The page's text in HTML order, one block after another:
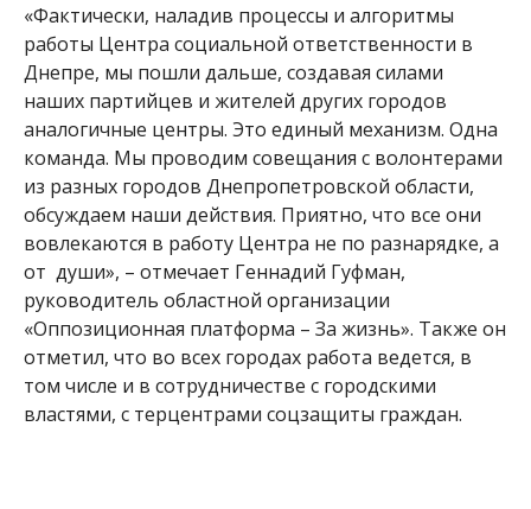
«Фактически, наладив процессы и алгоритмы
работы Центра социальной ответственности в
Днепре, мы пошли дальше, создавая силами
наших партийцев и жителей других городов
аналогичные центры. Это единый механизм. Одна
команда. Мы проводим совещания с волонтерами
из разных городов Днепропетровской области,
обсуждаем наши действия. Приятно, что все они
вовлекаются в работу Центра не по разнарядке, а
от души», – отмечает Геннадий Гуфман,
руководитель областной организации
«Оппозиционная платформа – За жизнь». Также он
отметил, что во всех городах работа ведется, в
том числе и в сотрудничестве с городскими
властями, с терцентрами соцзащиты граждан.